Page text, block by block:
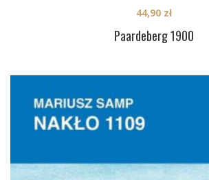
Paardeberg 1900
44,90 zł